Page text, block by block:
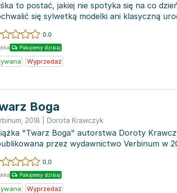
to postać, jakiej nie spotyka się na co
się sylwetką modelki ani klasyczną
0.0
Pakujemy dzisiaj
Wyprzedaż
Boga
2018 Dorota Krawczyk
"Twarz Boga" autorstwa Doroty
przez wydawnictwo Verbinum w
w stanie używan...
0.0
Pakujemy dzisiaj
Wyprzedaż